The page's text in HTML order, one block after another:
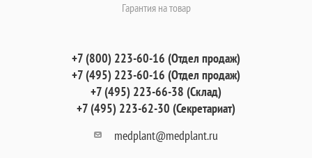
Гарантия на товар
+7 (800) 223-60-16 (Отдел продаж)
+7 (495) 223-60-16 (Отдел продаж)
+7 (495) 223-66-38 (Склад)
+7 (495) 223-62-30 (Секретариат)
medplant@medplant.ru